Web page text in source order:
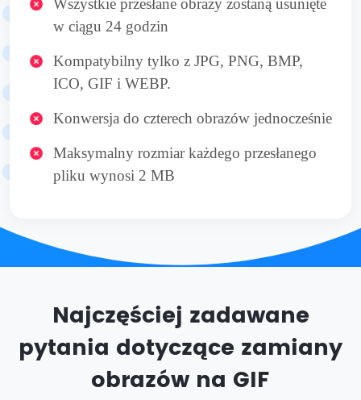
Wszystkie przesłane obrazy zostaną usunięte
w ciągu 24 godzin
Kompatybilny tylko z JPG, PNG, BMP,
ICO, GIF i WEBP.
Konwersja do czterech obrazów jednocześnie
Maksymalny rozmiar każdego przesłanego
pliku wynosi 2 MB
Najczęściej zadawane
pytania dotyczące zamiany
obrazów na GIF